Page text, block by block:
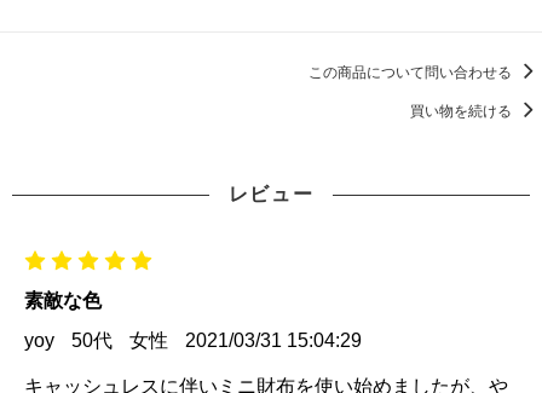
この商品について問い合わせる
買い物を続ける
レビュー
素敵な色
yoy
50代 女性 2021/03/31 15:04:29
キャッシュレスに伴いミニ財布を使い始めましたが、や